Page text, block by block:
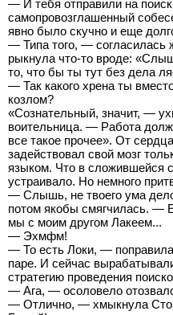
— И тебя отправили на
самопровозглашенный
явно было скучно и еще
— Типа того, — согласилась
рыкнула что-то вроде:
то, что бы ты тут без дела
— Так какого хрена ты
козлом?
«Сознательный, значит, —
воительница. — Работа
все такое прочее». От
задействовал свой мозг
языком. Что в сложившейся
устраивало. Но немного
— Слышь, не твоего ума
потом якобы смягчилась. —
мы с моим другом Лакеем...
— Эхмфм!
— То есть Локи, —
паре. И сейчас
стратегию проведения
— Ага, — осоловело
— Отлично, — хмыкнула